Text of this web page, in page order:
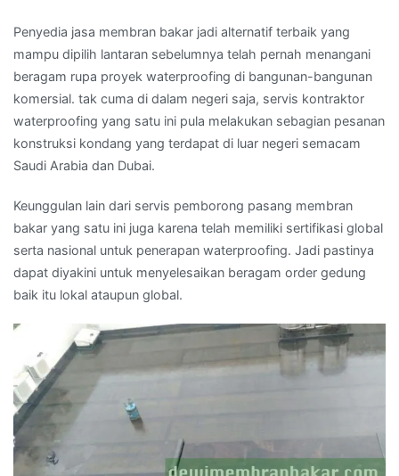
Penyedia jasa membran bakar jadi alternatif terbaik yang
mampu dipilih lantaran sebelumnya telah pernah menangani
beragam rupa proyek waterproofing di bangunan-bangunan
komersial. tak cuma di dalam negeri saja, servis kontraktor
waterproofing yang satu ini pula melakukan sebagian pesanan
konstruksi kondang yang terdapat di luar negeri semacam
Saudi Arabia dan Dubai.
Keunggulan lain dari servis pemborong pasang membran
bakar yang satu ini juga karena telah memiliki sertifikasi global
serta nasional untuk penerapan waterproofing. Jadi pastinya
dapat diyakini untuk menyelesaikan beragam order gedung
baik itu lokal ataupun global.